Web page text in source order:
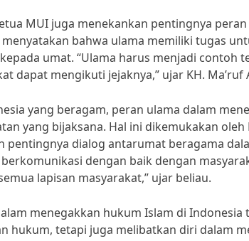
MUI juga menekankan pentingnya
bahwa ulama memiliki tugas
umat. “Ulama harus menjadi contoh
dapat mengikuti jejaknya,” ujar KH. Ma’ruf
yang beragam, peran ulama dalam
yang bijaksana. Hal ini dikemukakan oleh
pentingnya dialog antarumat beragama
dengan baik dengan
lapisan masyarakat,” ujar beliau.
menegakkan hukum Islam di Indonesia
hukum, tetapi juga melibatkan diri dalam